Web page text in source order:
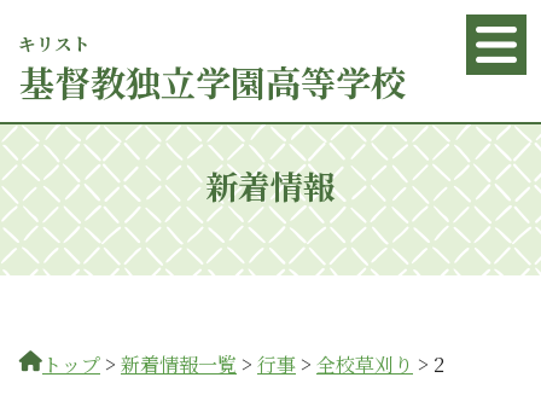
基督
キリスト
教独立学園高等学校
新着情報
トップ > 新着情報一覧 > 行事 > 全校草刈り > 2